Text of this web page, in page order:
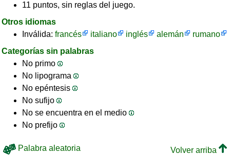
11 puntos, sin reglas del juego.
Otros idiomas
Inválida: francés italiano inglés alemán
rumano
Categorías sin palabras
No primo
No lipograma
No epéntesis
No sufijo
No se encuentra en el medio
No prefijo
Palabra aleatoria
Volver arriba